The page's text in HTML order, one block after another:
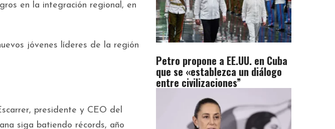
en la integración regional, en
jóvenes líderes de la región
presidente y CEO del
siga batiendo récords, año
Petro propone a EE.UU. en Cuba
que se «establezca un diálogo
entre civilizaciones”